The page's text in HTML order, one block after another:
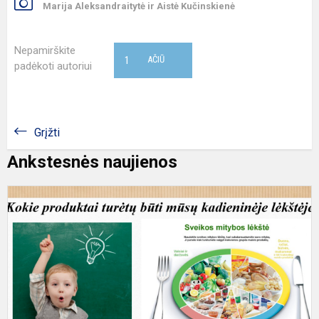
Marija Aleksandraitytė ir Aistė Kučinskienė
Nepamirškite
padėkoti autoriui
AČIŪ
1
Grįžti
Ankstesnės naujienos